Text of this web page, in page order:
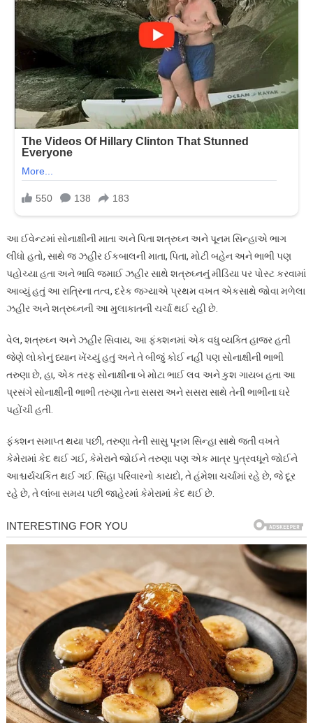
આ ઈવેન્ટમાં સોનાક્ષીની માતા અને પિતા શત્રુઘ્ન અને પૂનમ સિન્હાએ ભાગ
લીધો હતો, સાથે જ ઝહીર ઈકબાલની માતા, પિતા, મોટી બહેન અને ભાભી પણ
પહોચ્યા હતા અને ભાવિ જમાઈ ઝહીર સાથે શત્રુઘ્નનું મીડિયા પર પોસ્ટ કરવામાં
આવ્યું હતું આ રાત્રિના તત્વ, દરેક જગ્યાએ પ્રથમ વખત એકસાથે જોવા મળેલા
ઝહીર અને શત્રુઘ્નની આ મુલાકાતની ચર્ચા થઈ રહી છે.
વેલ, શત્રુઘ્ન અને ઝહીર સિવાય, આ ફંક્શનમાં એક વધુ વ્યક્તિ હાજર હતી
જેણે લોકોનું ધ્યાન ખેંચ્યું હતું અને તે બીજું કોઈ નહીં પણ સોનાક્ષીની ભાભી
તરુણા છે, હા, એક તરફ સોનાક્ષીના બે મોટા ભાઈ લવ અને કુશ ગાયબ હતા આ
પ્રસંગે સોનાક્ષીની ભાભી તરુણા તેના સસરા અને સસરા સાથે તેની ભાભીના ઘરે
પહોંચી હતી.
ફંક્શન સમાપ્ત થયા પછી, તરુણા તેની સાસુ પૂનમ સિન્હા સાથે જતી વખતે
કેમેરામાં કેદ થઈ ગઈ, કેમેરાને જોઈને તરુણા પણ એક માત્ર પુત્રવધૂને જોઈને
આશ્ચર્યચકિત થઈ ગઈ. સિંહા પરિવારનો કાયદો, તે હંમેશા ચર્ચામાં રહે છે, જે દૂર
રહે છે, તે લાંબા સમય પછી જાહેરમાં કેમેરામાં કેદ થઈ છે.